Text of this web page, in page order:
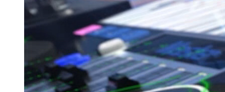
71,51 FM
Кукмара
107,9 FM
Лениногорский